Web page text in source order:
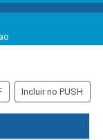
Incluir no PUSH